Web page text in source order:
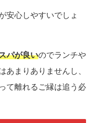
安心しやすいでしょ
パが良いのでランチや
あまりありませんし、
て離れるご縁は追う必